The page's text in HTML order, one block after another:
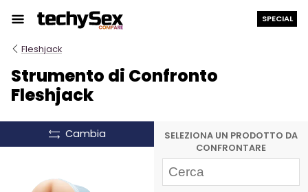
contenuto
SPECIAL
Fleshjack
Strumento di Confronto
Fleshjack
SELEZIONA UN PRODOTTO DA
CONFRONTARE
Cambia